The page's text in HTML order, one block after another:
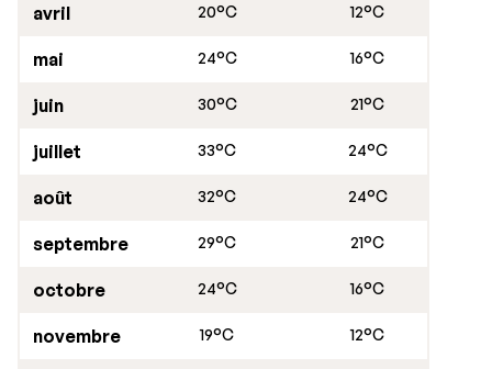
avril 20°C 12°C
mai 24°C 16°C
juin 30°C 21°C
juillet 33°C 24°C
août 32°C 24°C
septembre 29°C 21°C
octobre 24°C 16°C
novembre 19°C 12°C